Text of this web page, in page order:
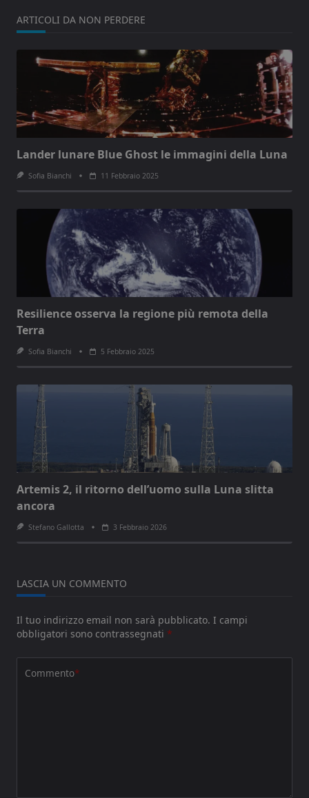
ARTICOLI DA NON PERDERE
Lander lunare Blue Ghost le immagini della Luna
Sofia Bianchi 11 Febbraio 2025
Resilience osserva la regione più remota della
Terra
Sofia Bianchi 5 Febbraio 2025
Artemis 2, il ritorno dell’uomo sulla Luna slitta
ancora
Stefano Gallotta 3 Febbraio 2026
LASCIA UN COMMENTO
Il tuo indirizzo email non sarà pubblicato. I campi
obbligatori sono contrassegnati *
Commento*